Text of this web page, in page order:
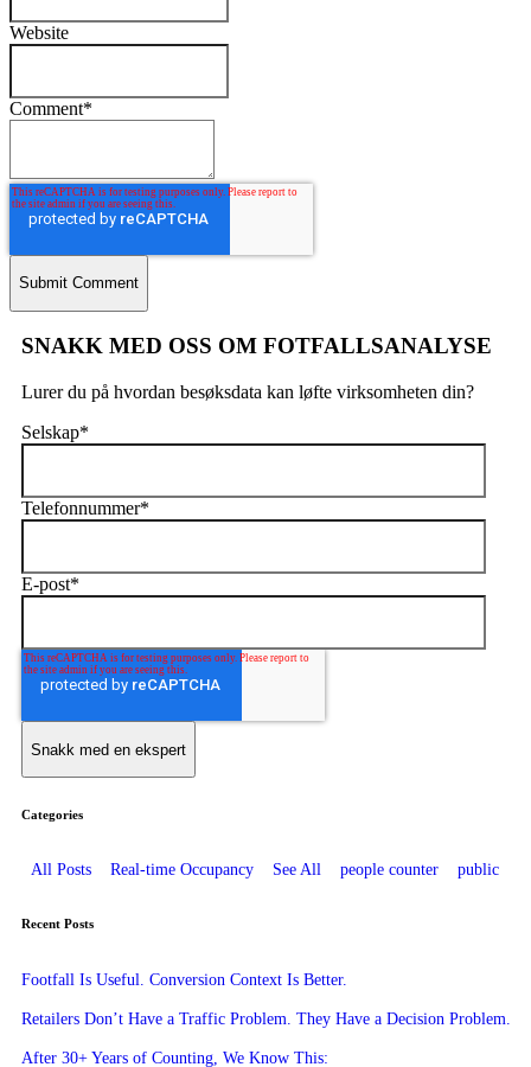
Website
Comment*
SNAKK MED OSS OM FOTFALLSANALYSE
Lurer du på hvordan besøksdata kan løfte virksomheten din?
Selskap*
Telefonnummer*
E-post*
Categories
All Posts Real-time Occupancy See All people counter public
Recent Posts
Footfall Is Useful. Conversion Context Is Better.
Retailers Don’t Have a Traffic Problem. They Have a Decision Problem.
After 30+ Years of Counting, We Know This: